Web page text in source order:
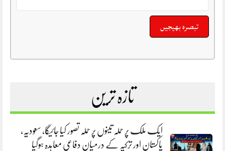
تازہ ترین
ایک ملک پر حملہ تینوں پر حملہ تصور کیا جائیگا، سعودیہ،
پاکستان اور ترکیہ کے درمیان دفاعی معاہدہ ہوگیا